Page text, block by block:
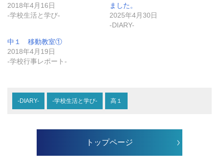
2018年4月16日
-学校生活と学び-
ました。
2025年4月30日
-DIARY-
中１ 移動教室①
2018年4月19日
-学校行事レポート-
-DIARY- -学校生活と学び- 高１
トップページ